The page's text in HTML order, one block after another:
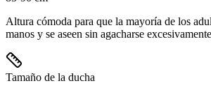
Altura cómoda para que la mayoría de los
manos y se aseen sin agacharse
Tamaño de la ducha